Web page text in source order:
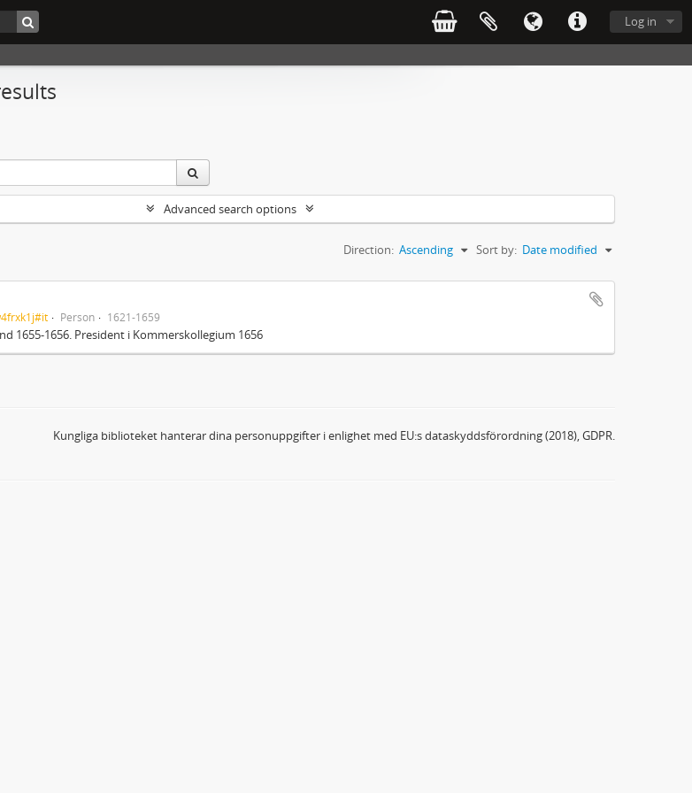
Log in
Advanced search options
Sort by: Date modified
Direction: Ascending
Person 1621-1659
1655-1656. President i Kommerskollegium 1656
Kungliga biblioteket hanterar dina personuppgifter i enlighet med EU:s dataskyddsförordning (2018), GDPR.